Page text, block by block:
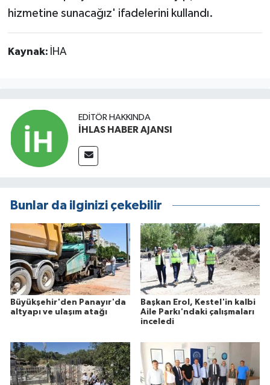
hizmetine sunacağız' ifadelerini kullandı.
Kaynak: İHA
EDITÖR HAKKINDA
İHLAS HABER AJANSI
Bunlar da ilginizi çekebilir
Büyükşehir'den Panayır'da
altyapı ve ulaşım atağı
Başkan Erol, Kestel'in kalbi
Aile Parkı'ndaki çalışmaları
inceledi